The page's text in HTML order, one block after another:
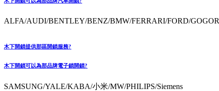
ALFA/AUDI/BENTLEY/BENZ/BMW/FERRARI/FORD/
木下開鎖提供那區開鎖服務?
木下開鎖可以為那品牌電子鎖開鎖?
SAMSUNG/YALE/KABA/小米/MW/PHILIPS/Siemens